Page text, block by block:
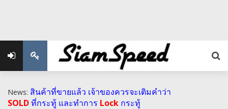
News: สินค้าที่ขายแล้ว เจ้าของควรจะเติมคำว่า
SOLDที่กระทู้ และทำการ Lock กระทู้